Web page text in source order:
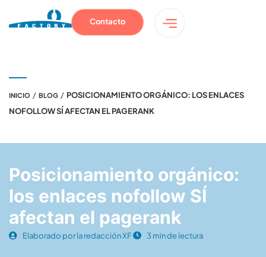
Contacto
INICIO / BLOG / POSICIONAMIENTO ORGÁNICO: LOS ENLACES
NOFOLLOW SÍ AFECTAN EL PAGERANK
Posicionamiento orgánico:
los enlaces nofollow SÍ
afectan el pagerank
Elaborado por la redacción XF 3 min de lectura